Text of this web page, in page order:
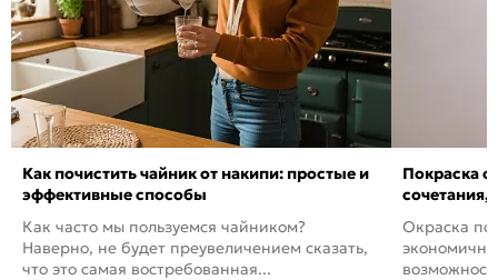
Как почистить чайник от накипи: простые и
эффективные способы
Как часто мы пользуемся чайником?
Наверно, не будет преувеличением сказать,
что это самая востребованная...
Покраска
сочетания,
Окраска